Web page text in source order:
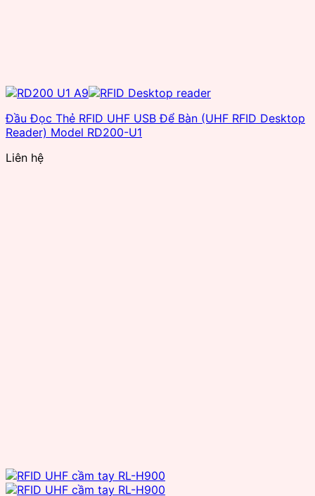
Đầu Đọc Thẻ RFID UHF USB Để Bàn (UHF RFID Desktop
Reader) Model RD200-U1
Liên hệ